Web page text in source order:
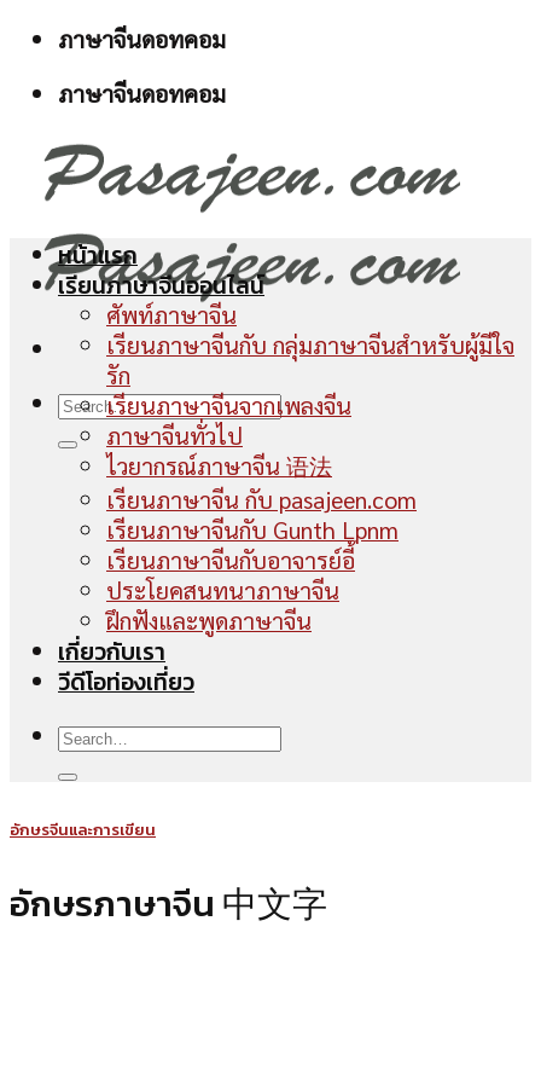
Skip
content
ภาษาจีนดอทคอม
ภาษาจีนดอทคอม
หน้าแรก
เรียนภาษาจีนออนไลน์
ศัพท์ภาษาจีน
เรียนภาษาจีนกับ กลุ่มภาษาจีนสำหรับผู้มีใจ
รัก
เรียนภาษาจีนจากเพลงจีน
ภาษาจีนทั่วไป
ไวยากรณ์ภาษาจีน 语法
เรียนภาษาจีน กับ pasajeen.com
เรียนภาษาจีนกับ Gunth Lpnm
เรียนภาษาจีนกับอาจารย์อี้
ประโยคสนทนาภาษาจีน
ฝึกฟังและพูดภาษาจีน
เกี่ยวกับเรา
วีดีโอท่องเที่ยว
อักษรจีนและการเขียน
อักษรภาษาจีน 中文字